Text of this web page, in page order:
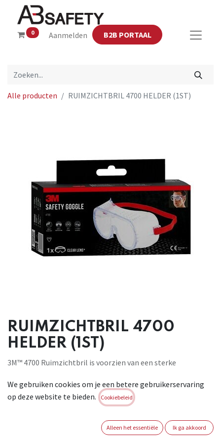
0 Aanmelden B2B PORTAAL
Alle producten RUIMZICHTBRIL 4700 HELDER (1ST)
RUIMZICHTBRIL 4700
HELDER (1ST)
3M™ 4700 Ruimzichtbril is voorzien van een sterke
helpt condensvorming te verminderen. Gebruik 3M™ 4700
Ruimzichtbril voor oogbescherming. Directe ventilatie zorgt
verminderen. Polycarbonaatlens blokkeert 99,9% UVA-, UVB-
en UVC-stralen tussen 200 en 380 nm. Conform : EN 166:2001.
We gebruiken cookies om je een betere gebruikerservaring
op deze website te bieden.
Cookiebeleid
Alleen het essentiële Ik ga akkoord